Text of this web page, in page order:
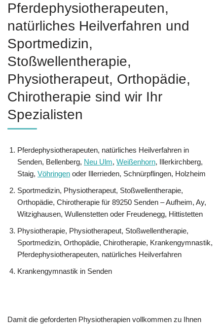
Pferdephysiotherapeuten,
natürliches Heilverfahren und
Sportmedizin,
Stoßwellentherapie,
Physiotherapeut, Orthopädie,
Chirotherapie sind wir Ihr
Spezialisten
Pferdephysiotherapeuten, natürliches Heilverfahren in
Senden, Bellenberg, Neu Ulm, Weißenhorn, Illerkirchberg,
Staig, Vöhringen oder Illerrieden, Schnürpflingen, Holzheim
Sportmedizin, Physiotherapeut, Stoßwellentherapie,
Orthopädie, Chirotherapie für 89250 Senden – Aufheim, Ay,
Witzighausen, Wullenstetten oder Freudenegg, Hittistetten
Physiotherapie, Physiotherapeut, Stoßwellentherapie,
Sportmedizin, Orthopädie, Chirotherapie, Krankengymnastik,
Pferdephysiotherapeuten, natürliches Heilverfahren
Krankengymnastik in Senden
Damit die geforderten Physiotherapien vollkommen zu Ihnen